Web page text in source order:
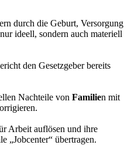
durch die Geburt, Versorgung
ideell, sondern auch materiell
den Gesetzgeber bereits
Nachteile von Familien mit
Arbeit auflösen und ihre
„Jobcenter“ übertragen.